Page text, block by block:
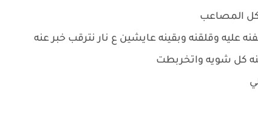
المصاعب
عليه وقلقنه وبقينه عايشين ع نار نترقب خبر عنه
كل شويه واتخربطت